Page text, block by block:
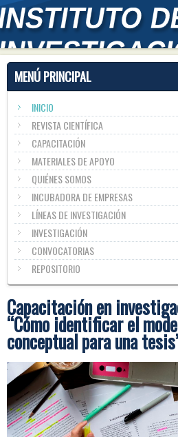
MENÚ PRINCIPAL
INICIO
REVISTA CIENTÍFICA
CAPACITACIÓN
MATERIALES DE APOYO
QUIÉNES SOMOS
INCUBADORA DE EMPRESAS
LÍNEAS DE INVESTIGACIÓN
INVESTIGACIÓN
CONVOCATORIAS
REPOSITORIO
Capacitación en
“Cómo identificar el
conceptual para una